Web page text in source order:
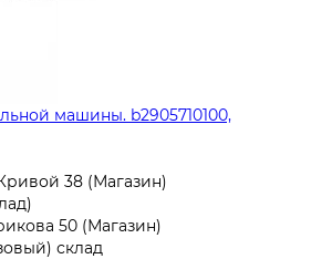
машины. b2905710100,
38 (Магазин)
50 (Магазин)
склад